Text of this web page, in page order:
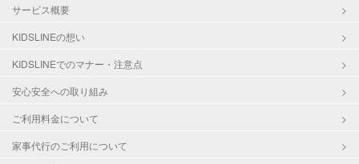
サービス概要
KIDSLINEの想い
KIDSLINEでのマナー・注意点
安心安全への取り組み
ご利用料金について
家事代行のご利用について